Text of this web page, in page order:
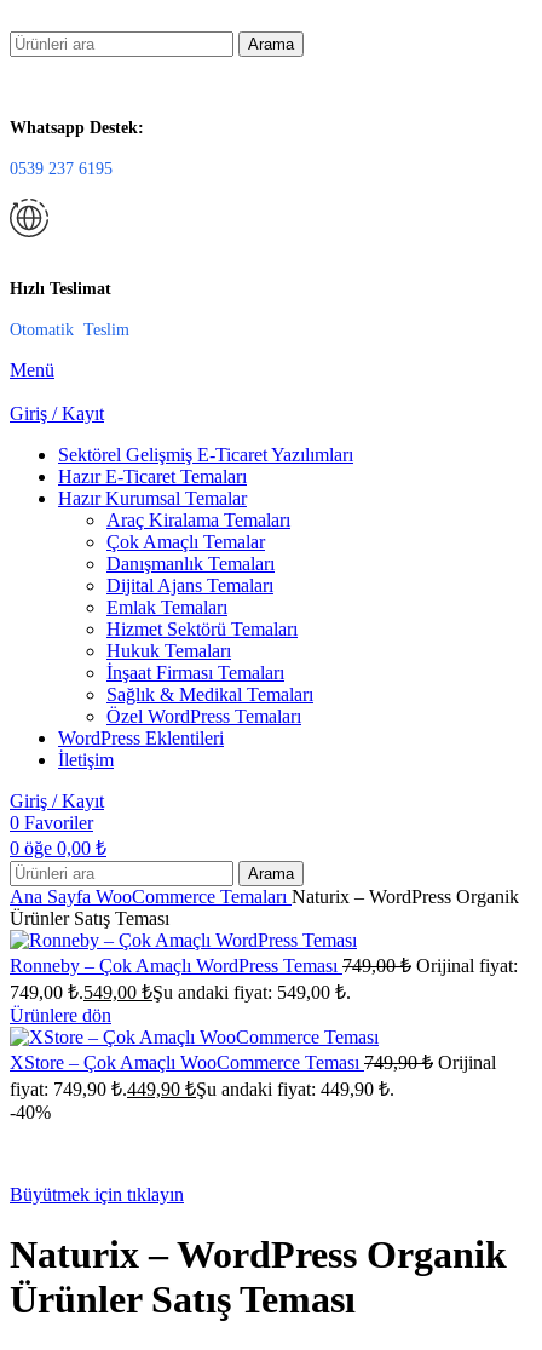
Arama
Whatsapp Destek:
0539 237 6195
Hızlı Teslimat
Otomatik Teslim
Menü
Giriş / Kayıt
Sektörel Gelişmiş E-Ticaret Yazılımları
Hazır E-Ticaret Temaları
Hazır Kurumsal Temalar
Araç Kiralama Temaları
Çok Amaçlı Temalar
Danışmanlık Temaları
Dijital Ajans Temaları
Emlak Temaları
Hizmet Sektörü Temaları
Hukuk Temaları
İnşaat Firması Temaları
Sağlık & Medikal Temaları
Özel WordPress Temaları
WordPress Eklentileri
İletişim
Giriş / Kayıt
0 Favoriler
0 öğe 0,00 ₺
Arama
Ana Sayfa WooCommerce Temaları Naturix – WordPress Organik
Ürünler Satış Teması
Ronneby – Çok Amaçlı WordPress Teması 749,00₺ Orijinal fiyat:
749,00 ₺.549,00 ₺Şu andaki fiyat: 549,00 ₺.
Ürünlere dön
XStore – Çok Amaçlı WooCommerce Teması 749,90₺ Orijinal
fiyat: 749,90 ₺.449,90 ₺Şu andaki fiyat: 449,90 ₺.
-40%
Büyütmek için tıklayın
Naturix – WordPress Organik
Ürünler Satış Teması